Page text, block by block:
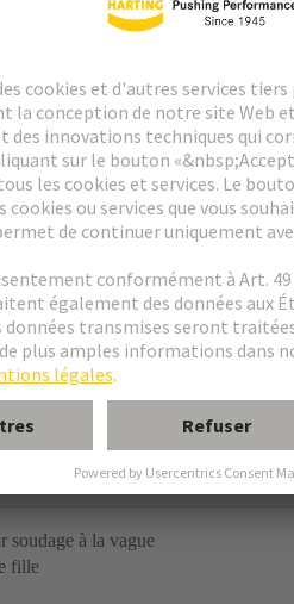
spéciaux : consultez la fiche
soudage à la vague
fille